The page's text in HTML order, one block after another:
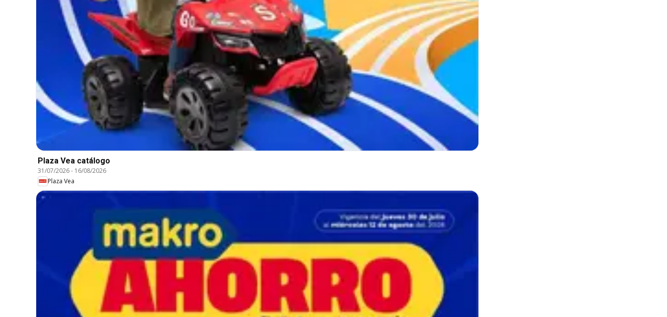
Plaza Vea catálogo
31/07/2026- 16/08/2026
Plaza Vea